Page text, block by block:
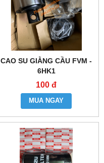
CAO SU GIẰNG CẦU FVM -
6HK1
100 đ
MUA NGAY